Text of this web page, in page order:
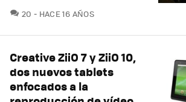
20 COMENTARIOS
HACE 16 AÑOS
Creative ZiiO 7 y ZiiO 10,
dos nuevos tablets
enfocados a la